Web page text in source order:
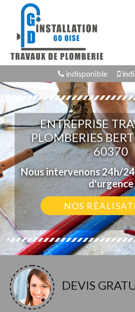
indisponible
ENTREPRISE
PLOMBERIES
60370
Nous intervenons 24h/
d'urgence
NOS
DEVIS